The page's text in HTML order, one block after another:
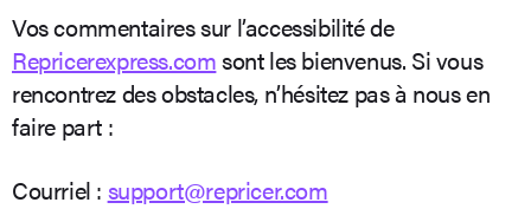
Vos commentaires sur l’accessibilité de
Repricerexpress.comsont les bienvenus. Si vous
rencontrez des obstacles, n’hésitez pas à nous en
faire part :
Courriel : support@repricer.com